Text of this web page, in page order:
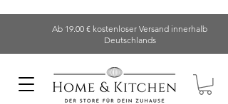
Ab 19.00 € kostenloser Versand innerhalb
Deutschlands